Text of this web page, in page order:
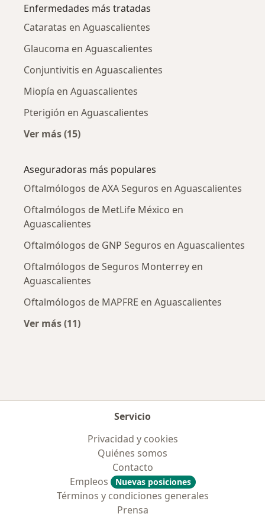
Enfermedades más tratadas
Cataratas en Aguascalientes
Glaucoma en Aguascalientes
Conjuntivitis en Aguascalientes
Miopía en Aguascalientes
Pterigión en Aguascalientes
Ver más (15)
Aseguradoras más populares
Oftalmólogos de AXA Seguros en Aguascalientes
Oftalmólogos de MetLife México en
Aguascalientes
Oftalmólogos de GNP Seguros en Aguascalientes
Oftalmólogos de Seguros Monterrey en
Aguascalientes
Oftalmólogos de MAPFRE en Aguascalientes
Ver más (11)
Servicio
Privacidad y cookies
Quiénes somos
Contacto
Empleos
Nuevas posiciones
Términos y condiciones generales
Prensa